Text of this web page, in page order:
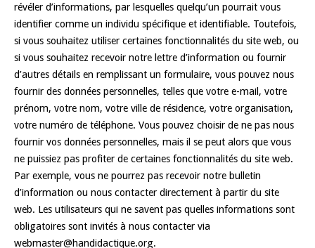
révéler d’informations, par lesquelles quelqu’un pourrait vous
identifier comme un individu spécifique et identifiable. Toutefois,
si vous souhaitez utiliser certaines fonctionnalités du site web, ou
si vous souhaitez recevoir notre lettre d’information ou fournir
d’autres détails en remplissant un formulaire, vous pouvez nous
fournir des données personnelles, telles que votre e-mail, votre
prénom, votre nom, votre ville de résidence, votre organisation,
votre numéro de téléphone. Vous pouvez choisir de ne pas nous
fournir vos données personnelles, mais il se peut alors que vous
ne puissiez pas profiter de certaines fonctionnalités du site web.
Par exemple, vous ne pourrez pas recevoir notre bulletin
d’information ou nous contacter directement à partir du site
web. Les utilisateurs qui ne savent pas quelles informations sont
obligatoires sont invités à nous contacter via
webmaster@handidactique.org.